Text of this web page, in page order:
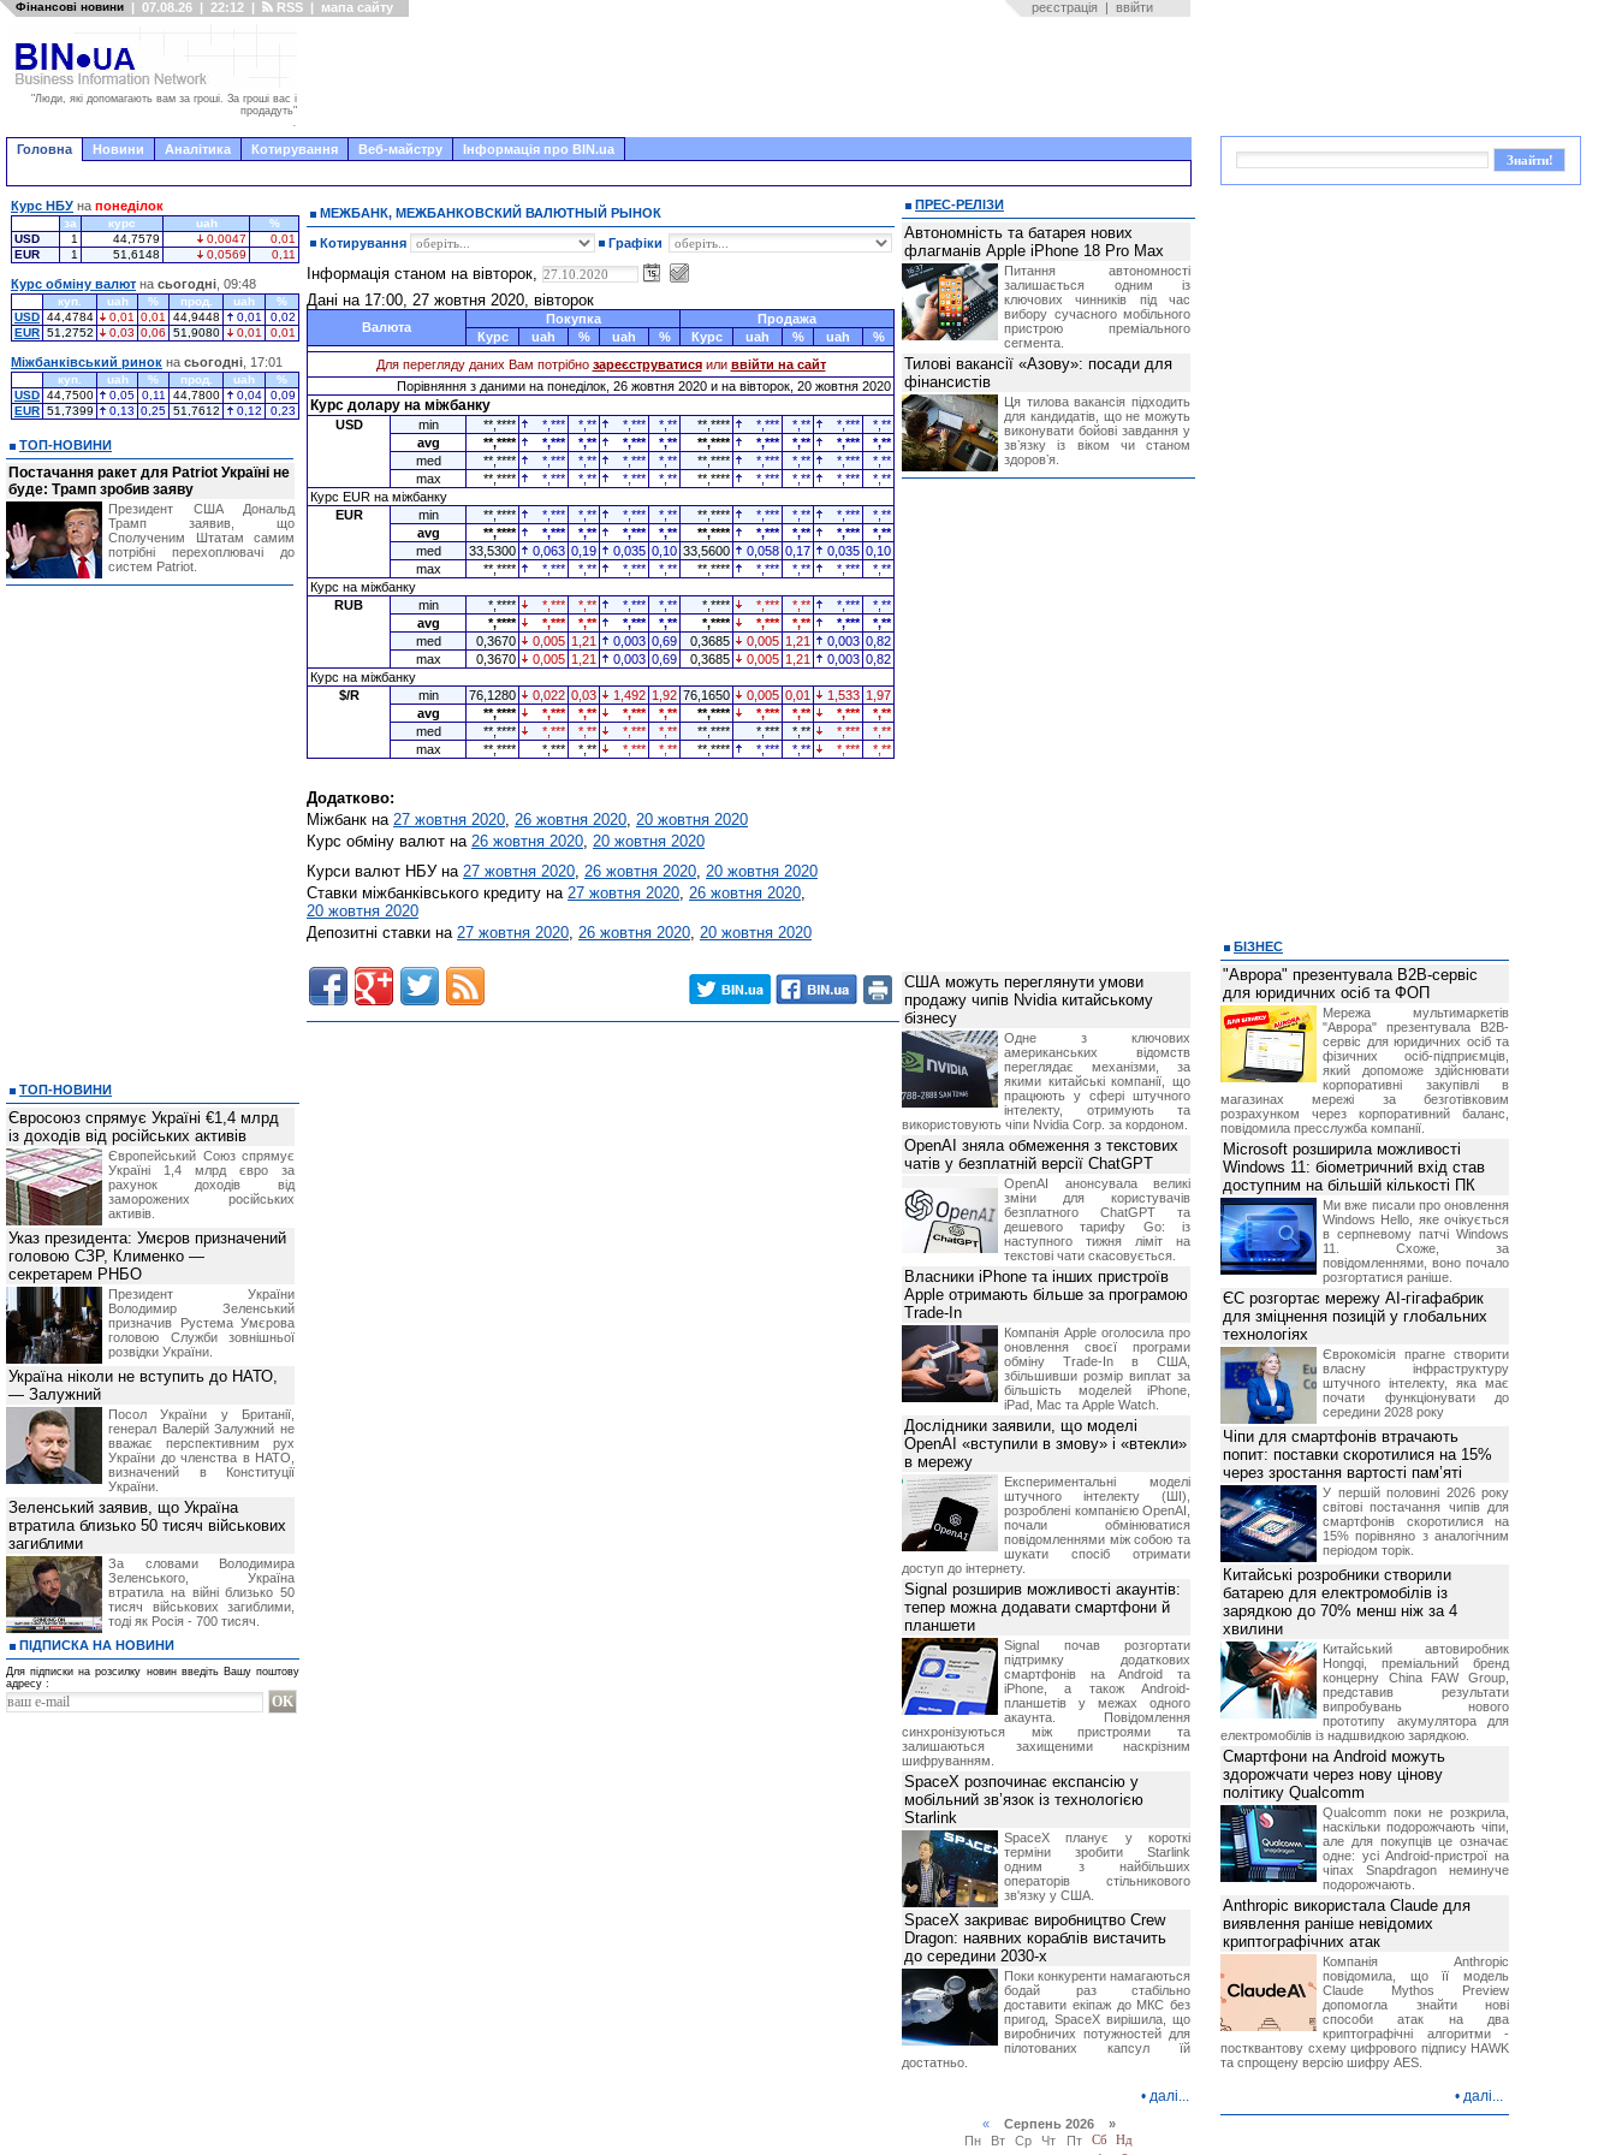
Фінансові новини | 07.08.26 | 22:12 | RSS | мапа сайту реєстрація | ввійти
"Люди, які допомагають вам за гроші. За гроші вас і
продадуть"
.
Головна Новини Аналітика Котирування Веб-майстру Інформація про BIN.ua
МЕЖБАНК, МЕЖБАНКОВСКИЙ ВАЛЮТНЫЙ РЫНОК
Котирування Графіки
Інформація станом на вівторок,
Дані на 17:00, 27 жовтня 2020, вівторок
Валюта
Покупка
Продажа
Курс
uah % uah % Курс uah % uah
%
Для перегляду даних Вам потрібно зареєструватисяили ввійти на сайт
Порівняння з даними на понеділок, 26 жовтня 2020 и на вівторок, 20 жовтня 2020
Курс долару на міжбанку
USD min **,**** *,*** *,** *,*** *,** **,**** *,*** *,** *,***
*,**
avg
**,**** *,*** *,** *,*** *,** **,**** *,*** *,** *,***
*,**
med
**,**** *,*** *,** *,*** *,** **,**** *,*** *,** *,***
*,**
max
**,**** *,*** *,** *,*** *,** **,**** *,*** *,** *,***
*,**
Курс EUR на міжбанку
EUR
min **,**** *,*** *,** *,*** *,** **,**** *,*** *,** *,***
*,**
avg
**,**** *,*** *,** *,*** *,** **,**** *,*** *,** *,***
*,**
med
33,5300 0,063 0,19 0,035 0,10 33,5600 0,058 0,17 0,035 0,10
max
**,**** *,*** *,** *,*** *,** **,**** *,*** *,** *,***
*,**
Курс на міжбанку
RUB
min *,**** *,*** *,** *,*** *,** *,**** *,*** *,** *,***
*,**
avg
*,**** *,*** *,** *,*** *,** *,**** *,*** *,** *,***
*,**
med
0,3670 0,005 1,21 0,003 0,69 0,3685 0,005 1,21 0,003 0,82
max
0,3670 0,005 1,21 0,003 0,69 0,3685 0,005 1,21 0,003 0,82
Курс на міжбанку
$/R
min 76,1280 0,022 0,03 1,492 1,92 76,1650 0,005 0,01 1,533 1,97
avg
**,**** *,*** *,** *,*** *,** **,**** *,*** *,** *,***
*,**
med
**,**** *,*** *,** *,*** *,** **,**** *,*** *,** *,***
*,**
max
**,**** *,*** *,** *,*** *,** **,**** *,*** *,** *,*** *,**
Додатково:
Міжбанк на 27 жовтня 2020, 26 жовтня 2020, 20 жовтня 2020
Курс обміну валют на 26 жовтня 2020, 20 жовтня 2020
Курси валют НБУ на 27 жовтня 2020, 26 жовтня 2020, 20 жовтня 2020
Ставки міжбанківського кредиту на 27 жовтня 2020, 26 жовтня 2020,
20 жовтня 2020
Депозитні ставки на 27 жовтня 2020, 26 жовтня 2020, 20 жовтня 2020
Курс НБУ на понеділок
за курс uah
%
USD
1 44,7579 0,0047
0,01
EUR
1 51,6148 0,0569 0,11
Курс обміну валют на сьогодні , 09:48
куп. uah % прод. uah
%
USD 44,4784 0,01 0,01 44,9448 0,01
0,02
EUR 51,2752 0,03 0,06 51,9080 0,01 0,01
Міжбанківський ринок на сьогодні , 17:01
куп. uah % прод. uah
%
USD 44,7500 0,05 0,11 44,7800 0,04
0,09
EUR 51,7399 0,13 0,25 51,7612 0,12 0,23
ТОП-НОВИНИ
Постачання ракет для Patriot Україні не
буде: Трамп зробив заяву
Президент США Дональд
Трамп заявив, що
Сполученим Штатам самим
потрібні перехоплювачі до
систем Patriot.
ТОП-НОВИНИ
Євросоюз спрямує Україні €1,4 млрд
із доходів від російських активів
Європейський Союз спрямує
Україні 1,4 млрд євро за
рахунок доходів від
заморожених російських
активів.
Указ президента: Умєров призначений
головою СЗР, Клименко —
секретарем РНБО
Президент України
Володимир Зеленський
призначив Pустема Умєрова
головою Служби зовнішньої
розвідки України.
Україна ніколи не вступить до НАТО,
— Залужний
Посол України у Британії,
генерал Валерій Залужний не
вважає перспективним рух
України до членства в НАТО,
визначений в Конституції
України.
Зеленський заявив, що Україна
втратила близько 50 тисяч військових
загиблими
За словами Володимира
Зеленського, Україна
втратила на війні близько 50
тисяч військових загиблими,
тоді як Росія - 700 тисяч.
ПІДПИСКА НА НОВИНИ
Для підписки на розсилку новин введіть Вашу поштову
адресу :
ПРЕС-РЕЛІЗИ
Автономність та батарея нових
флагманів Apple iPhone 18 Pro Max
Питання автономності
залишається одним із
ключових чинників під час
вибору сучасного мобільного
пристрою преміального
сегмента.
Тилові вакансії «Азову»: посади для
фінансистів
Ця тилова вакансія підходить
для кандидатів, що не можуть
виконувати бойові завдання у
звʼязку із віком чи станом
здоровʼя.
США можуть переглянути умови
продажу чипів Nvidia китайському
бізнесу
Одне з ключових
американських відомств
переглядає механізми, за
якими китайські компанії, що
працюють у сфері штучного
інтелекту, отримують та
використовують чіпи Nvidia Corp. за кордоном.
OpenAI зняла обмеження з текстових
чатів у безплатній версії ChatGPT
OpenAI анонсувала великі
зміни для користувачів
безплатного ChatGPT та
дешевого тарифу Go: із
наступного тижня ліміт на
текстові чати скасовується.
Власники iPhone та інших пристроїв
Apple отримають більше за програмою
Trade-In
Компанія Apple оголосила про
оновлення своєї програми
обміну Trade-In в США,
збільшивши розмір виплат за
більшість моделей iPhone,
iPad, Mac та Apple Watch.
Дослідники заявили, що моделі
OpenAI «вступили в змову» і «втекли»
в мережу
Експериментальні моделі
штучного інтелекту (ШІ),
розроблені компанією OpenAI,
почали обмінюватися
повідомленнями між собою та
шукати спосіб отримати
доступ до інтернету.
Signal розширив можливості акаунтів:
тепер можна додавати смартфони й
планшети
Signal почав розгортати
підтримку додаткових
смартфонів на Android та
iPhone, а також Android-
планшетів у межах одного
акаунта. Повідомлення
синхронізуються між пристроями та
залишаються захищеними наскрізним
шифруванням.
SpaceX розпочинає експансію у
мобільний зв’язок із технологією
Starlink
SpaceX планує у короткі
терміни зробити Starlink
одним з найбільших
операторів стільникового
зв'язку у США.
SpaceX закриває виробництво Crew
Dragon: наявних кораблів вистачить
до середини 2030-х
Поки конкуренти намагаються
бодай раз стабільно
доставити екіпаж до МКС без
пригод, SpaceX вирішила, що
виробничих потужностей для
пілотованих капсул їй
достатньо.
• далі...
«Серпень 2026 »
Пн
Вт Ср Чт Пт Сб
Нд
БІЗНЕС
"Аврора" презентувала B2B-сервіс
для юридичних осіб та ФОП
Мережа мультимаркетів
"Аврора" презентувала B2B-
сервіс для юридичних осіб та
фізичних осіб-підприємців,
який допоможе здійснювати
корпоративні закупівлі в
магазинах мережі за безготівковим
розрахунком через корпоративний баланс,
повідомила пресслужба компанії.
Microsoft розширила можливості
Windows 11: біометричний вхід став
доступним на більшій кількості ПК
Ми вже писали про оновлення
Windows Hello, яке очікується
в серпневому патчі Windows
11. Схоже, за
повідомленнями, воно почало
розгортатися раніше.
ЄС розгортає мережу AI-гігафабрик
для зміцнення позицій у глобальних
технологіях
Єврокомісія прагне створити
власну інфраструктуру
штучного інтелекту, яка має
почати функціонувати до
середини 2028 року
Чіпи для смартфонів втрачають
попит: поставки скоротилися на 15%
через зростання вартості пам’яті
У першій половині 2026 року
світові постачання чипів для
смартфонів скоротилися на
15% порівняно з аналогічним
періодом торік.
Китайські розробники створили
батарею для електромобілів із
зарядкою до 70% менш ніж за 4
хвилини
Китайський автовиробник
Hongqi, преміальний бренд
концерну China FAW Group,
представив результати
випробувань нового
прототипу акумулятора для
електромобілів із надшвидкою зарядкою.
Смартфони на Android можуть
здорожчати через нову цінову
політику Qualcomm
Qualcomm поки не розкрила,
наскільки подорожчають чіпи,
але для покупців це означає
одне: усі Android-пристрої на
чіпах Snapdragon неминуче
подорожчають.
Anthropic використала Claude для
виявлення раніше невідомих
криптографічних атак
Компанія Anthropic
повідомила, що її модель
Claude Mythos Preview
допомогла знайти нові
способи атак на два
криптографічні алгоритми -
постквантову схему цифрового підпису HAWK
та спрощену версію шифру AES.
• далі...